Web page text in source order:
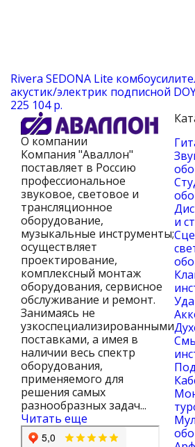
Rivera SEDONA Lite
акустик/электрик подписной
225 104 р.
О компании
Компания "Аваллон"
поставляет в Россию
профессиональное
звуковое, световое и
трансляционное
оборудование,
музыкальные инструменты;
осуществляет
проектирование,
комплексный монтаж
оборудования, сервисное
обслуживание и ремонт.
Занимаясь не
узкоспециализированными
поставками, а имея в
наличии весь спектр
оборудования,
применяемого для
решения самых
разнообразных задач...
Читать еще
и